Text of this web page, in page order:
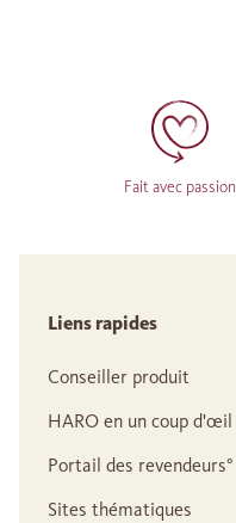
Fait avec passion
Liens rapides
Conseiller produit
HARO en un coup d'œil
Portail des revendeurs°
Sites thématiques